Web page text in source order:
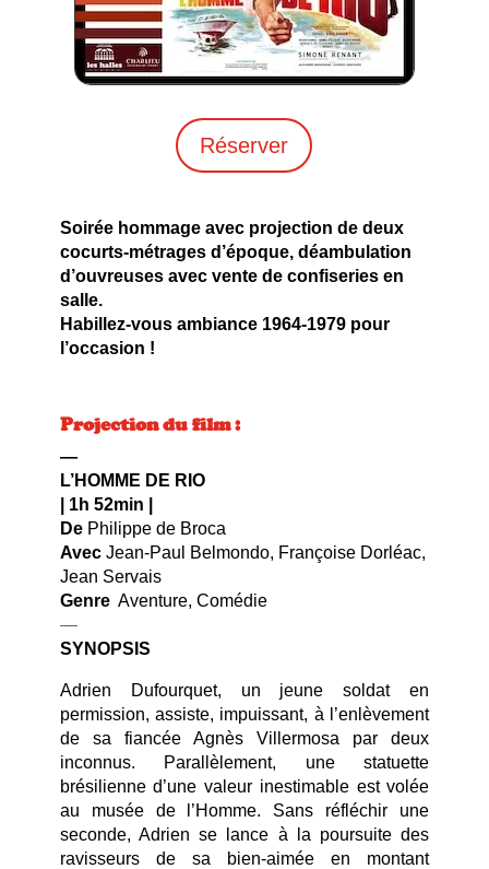
Réserver
Soirée hommage avec projection de deux
cocurts-métrages d’époque, déambulation
d’ouvreuses avec vente de confiseries en
salle.
Habillez-vous ambiance 1964-1979 pour
l’occasion !
Projection du film :
—
L’HOMME DE RIO
1h 52min
DePhilippe de Broca
AvecJean-Paul Belmondo, Françoise Dorléac,
Jean Servais
GenreAventure, Comédie
—
SYNOPSIS
Adrien Dufourquet, un jeune soldat en
permission, assiste, impuissant, à l’enlèvement
de sa fiancée Agnès Villermosa par deux
inconnus. Parallèlement, une statuette
brésilienne d’une valeur inestimable est volée
au musée de l’Homme. Sans réfléchir une
seconde, Adrien se lance à la poursuite des
ravisseurs de sa bien-aimée en montant